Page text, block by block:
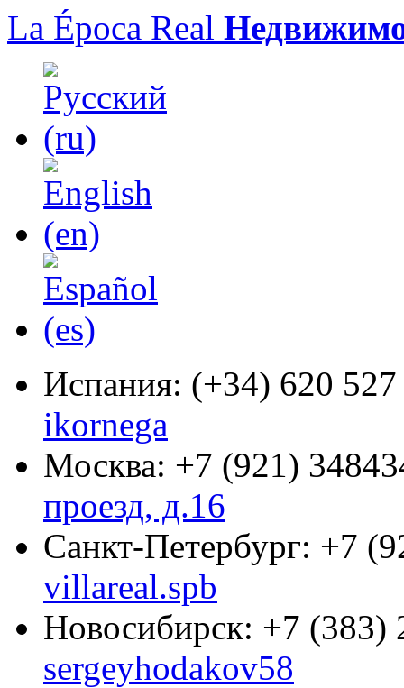
La Época Real
Испания: (+34) 620
ikornega
Москва: +7 (921)
проезд, д.16
Санкт-Петербург: +7
villareal.spb
Новосибирск: +7 (383)
sergeyhodakov58